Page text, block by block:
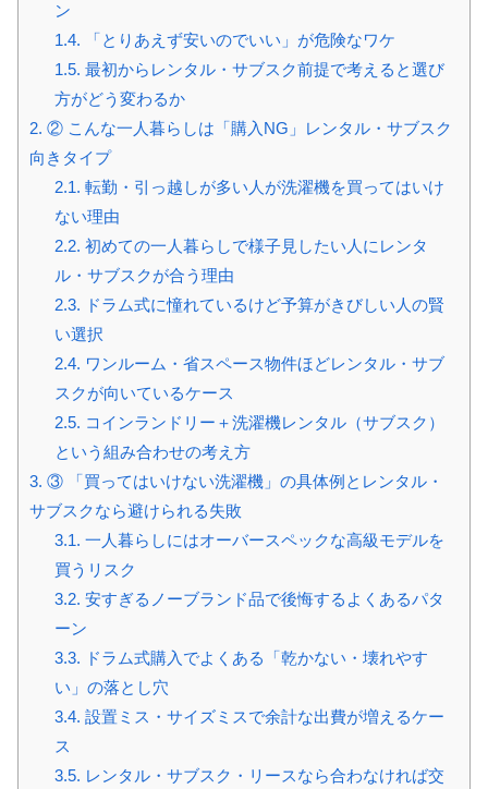
ン
1.4. 「とりあえず安いのでいい」が危険なワケ
1.5. 最初からレンタル・サブスク前提で考えると選び
方がどう変わるか
2. ② こんな一人暮らしは「購入NG」レンタル・サブスク
向きタイプ
2.1. 転勤・引っ越しが多い人が洗濯機を買ってはいけ
ない理由
2.2. 初めての一人暮らしで様子見したい人にレンタ
ル・サブスクが合う理由
2.3. ドラム式に憧れているけど予算がきびしい人の賢
い選択
2.4. ワンルーム・省スペース物件ほどレンタル・サブ
スクが向いているケース
2.5. コインランドリー＋洗濯機レンタル（サブスク）
という組み合わせの考え方
3. ③ 「買ってはいけない洗濯機」の具体例とレンタル・
サブスクなら避けられる失敗
3.1. 一人暮らしにはオーバースペックな高級モデルを
買うリスク
3.2. 安すぎるノーブランド品で後悔するよくあるパタ
ーン
3.3. ドラム式購入でよくある「乾かない・壊れやす
い」の落とし穴
3.4. 設置ミス・サイズミスで余計な出費が増えるケー
ス
3.5. レンタル・サブスク・リースなら合わなければ交